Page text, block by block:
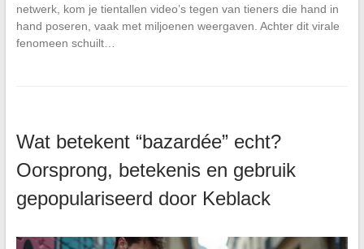
netwerk, kom je tientallen video’s tegen van tieners die hand in
hand poseren, vaak met miljoenen weergaven. Achter dit virale
fenomeen schuilt…
Wat betekent “bazardée” echt?
Oorsprong, betekenis en gebruik
gepopulariseerd door Keblack